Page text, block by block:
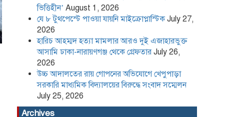
পদত্যাগ করলেন রাষ্ট্রপতি
বিদ্যালয়ের ভারপ্রাপ্ত প্রধান শিক্ষকসহ ২
জনের বিরুদ্ধে চাঁদাবাজির মামলা
Content Creator and NCP
ভিত্তিহীন’ August 1, 2026
যে ৮ টুথপেস্টে পাওয়া যায়নি মাইক্রোপ্লাস্টিক July 27,
2026
হারিচ আহম্মদ হত্যা মামলার আরও দুই এজাহারভুক্ত
আসামি ঢাকা-নারায়ণগঞ্জ থেকে গ্রেফতার July 26,
2026
উচ্চ আদালতের রায় গোপনের অভিযোগে খেপুপাড়া
সরকারি মাধ্যমিক বিদ্যালয়ের বিরুদ্ধে সংবাদ সম্মেলন
July 25, 2026
Archives